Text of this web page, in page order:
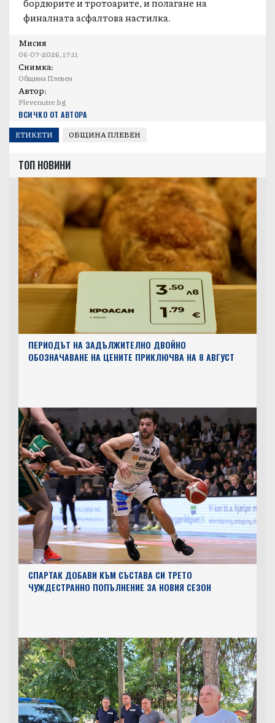
Мисия
06-07-2026, 17:11
Снимка:
Община Плевен
Автор:
ВСИЧКО ОТ АВТОРА
Следва повдигане на шахтите, довършване на
бордюрите и тротоарите, и полагане на
финалната асфалтова настилка.
ТОП НОВИНИ
ПЕРИОДЪТ НА ЗАДЪЛЖИТЕЛНО ДВОЙНО
СПАРТАК ДОБАВИ КЪМ СЪСТАВА СИ ТРЕТО